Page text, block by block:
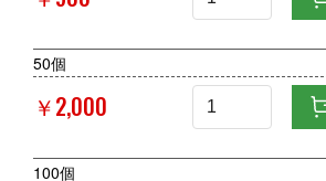
50個
￥2,000
100個